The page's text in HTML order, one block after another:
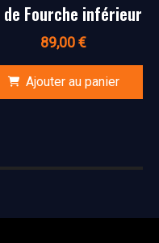
de Fourche inférieur
89,00€
Ajouter au panier